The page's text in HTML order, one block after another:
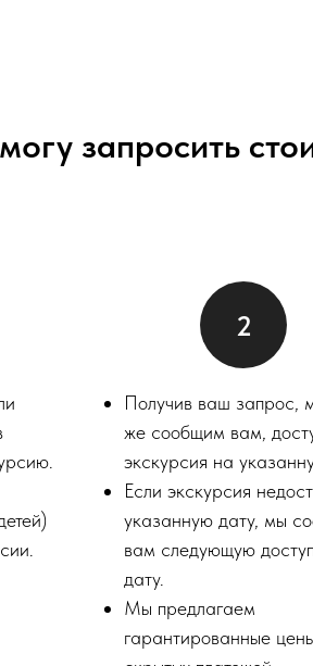
запросить
Получив ваш запрос,
же сообщим вам,
экскурсия на
Если экскурсия
указанную дату, мы
вам следующую
дату.
Мы предлагаем
гарантированные